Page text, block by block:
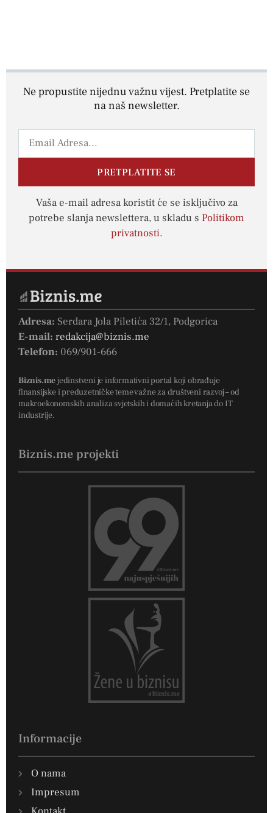
Ne propustite nijednu važnu vijest. Pretplatite se
na naš newsletter.
PRETPLATITE SE
Vaša e-mail adresa koristit će se isključivo za
potrebe slanja newslettera, u skladu s Politikom
privatnosti.
Adresa: Serdara Jola Piletića 32/1, Podgorica
E-mail: redakcija@biznis.me
Telefon: 069/901-666
Biznis.mejedinstveni je informativni portal koji obrađuje
finansijske i preduzetničke teme važne za društveni razvoj – od
makroekonomskih analiza svjetskih i domaćih kretanja do IT
industrije.
Biznis.me projekti
Informacije
O nama
Impresum